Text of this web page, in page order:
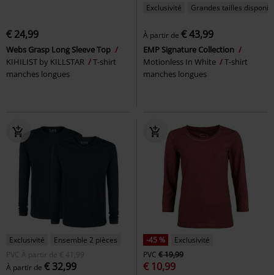
€ 24,99
Webs Grasp Long Sleeve Top
KIHILIST by KILLSTAR
T-shirt
manches longues
Exclusivité Grandes tailles
À partir de € 43,99
EMP Signature Collection
Motionless In White
T-shirt
manches longues
Exclusivité
Ensemble 2 pièces
PVC
À partir de € 41,99
À partir de € 32,99
-45 %
Exclusivité
PVC € 19,99
€ 10,99